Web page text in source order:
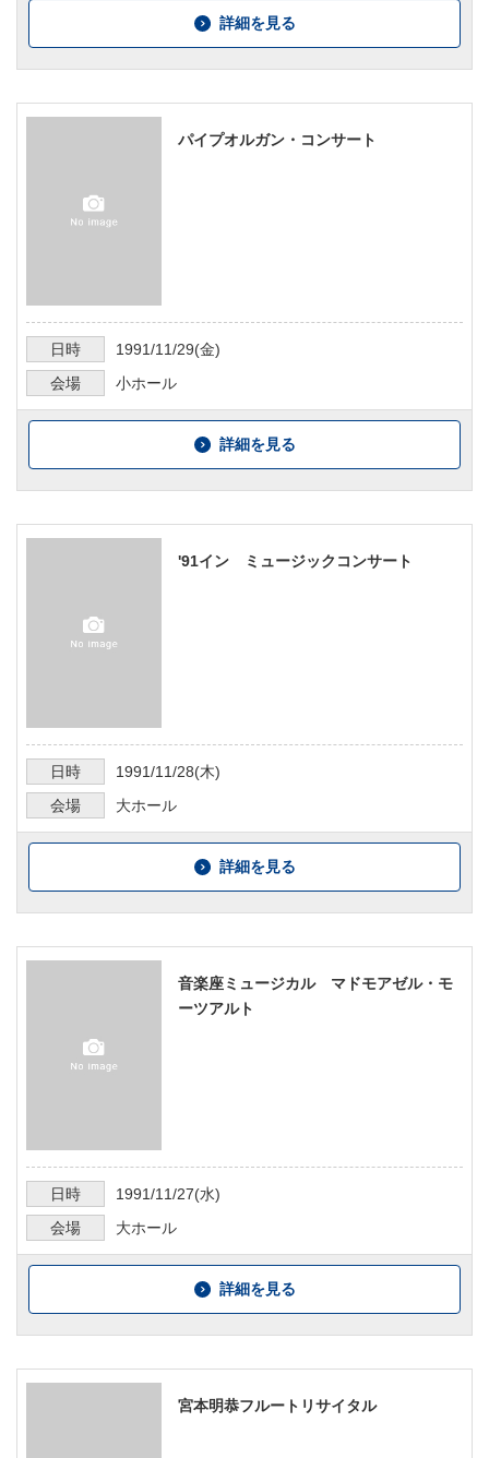
詳細を見る
パイプオルガン・コンサート
日時 1991/11/29(金)
会場
小ホール
詳細を見る
'91イン ミュージックコンサート
日時 1991/11/28(木)
会場
大ホール
詳細を見る
音楽座ミュージカル マドモアゼル・モ
ーツアルト
日時 1991/11/27(水)
会場
大ホール
詳細を見る
宮本明恭フルートリサイタル